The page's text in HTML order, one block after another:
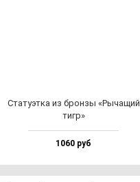
Ста­ту­эт­ка из брон­зы «Рыча­щий
тигр»
1060 руб